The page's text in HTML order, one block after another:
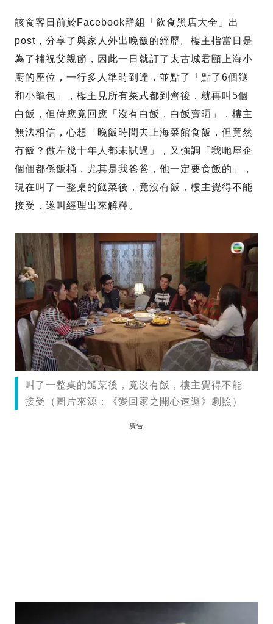
該食客日前於Facebook群組「飲食黑店大全」出
post，分享了與家人外出晚飯的經歷。樓主指當日是
為了補祝父親節，因此一日就訂了太古城君頤上海小
廚的座位，一行多人準時到達，並點了「點了6個餸
和小籠包」，樓主見所有菜式都到齊後，就再叫5個
白飯，但侍應竟回應「沒有白飯，白飯賣晒」，樓主
無法相信，心想「晚飯時間去上海菜館食飯，但竟然
冇飯？做左幾十年人都未試過」，又強調「我哋屋企
個個都係飯桶，尤其是我爸爸，他一定要食飯的」，
現在叫了一整桌的餸菜後，竟沒有飯，樓主覺得不能
接受，遂叫經理出來解釋。
叫了一整桌的餸菜後，竟沒有飯，樓主覺得不能
接受（圖片來源：《愛回家之開心速遞》劇照）
廣告